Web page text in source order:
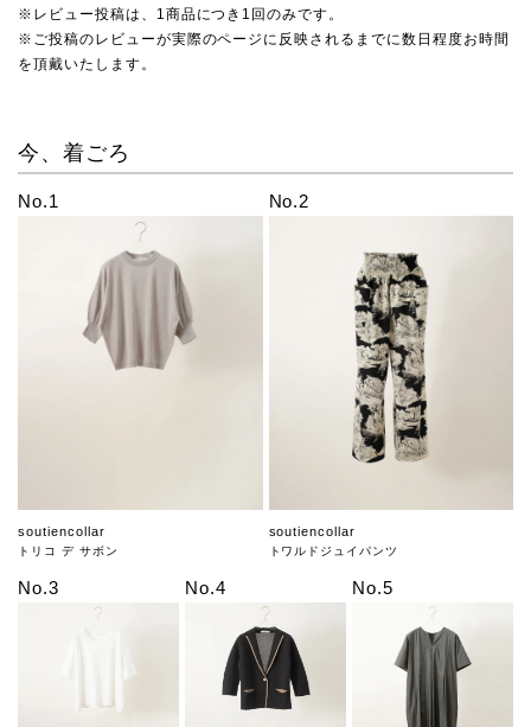
※レビュー投稿は、1商品につき1回のみです。
※ご投稿のレビューが実際のページに反映されるまでに数日程度お時間
を頂戴いたします。
今、着ごろ
No.1
soutiencollar
トリコ デ サボン
No.2
soutiencollar
トワルドジュイパンツ
No.3 No.4 No.5